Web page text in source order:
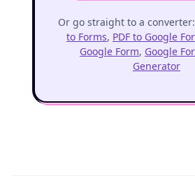
Or go straight to a converter:
to Forms, PDF to Google
Google Form, Google
Generator